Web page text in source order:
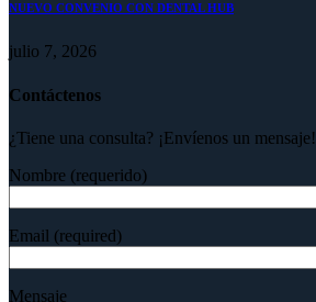
NUEVO CONVENIO CON DENTAL HUB
julio 7, 2026
Contáctenos
¿Tiene una consulta? ¡Envíenos un mensaje!
Nombre (requerido)
Email (required)
Mensaje